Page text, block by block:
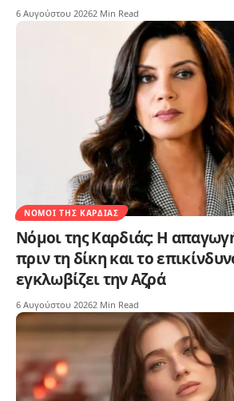
6 Αυγούστου 20262 Min Read
ΝΌΜΟΙ ΤΗΣ ΚΑΡΔΙΆΣ
Νόμοι της Καρδιάς: Η
πριν τη δίκη και το
εγκλωβίζει την Αζρά
6 Αυγούστου 20262 Min Read